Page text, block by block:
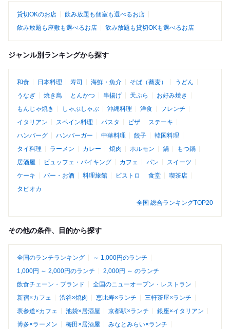
貸切OKのお店
飲み放題も個室も選べるお店
飲み放題も座敷も選べるお店
飲み放題も貸切OKも選べるお店
ジャンル別ランキングから探す
和食 日本料理 寿司 海鮮・魚介 そば（蕎麦）
うどん
うなぎ
焼き鳥 とんかつ 串揚げ 天ぷら
お好み焼き
もんじゃ焼き
しゃぶしゃぶ 沖縄料理 洋食
フレンチ
イタリアン
スペイン料理 パスタ ピザ
ステーキ
ハンバーグ
ハンバーガー 中華料理 餃子
韓国料理
タイ料理
ラーメン カレー 焼肉 ホルモン 鍋
もつ鍋
居酒屋
ビュッフェ・バイキング カフェ パン
スイーツ
ケーキ
バー・お酒 料理旅館 ビストロ 食堂
喫茶店
タピオカ
全国 総合ランキングTOP20
その他の条件、目的から探す
全国のランチランキング
～ 1,000円のランチ
1,000円 ～ 2,000円のランチ
2,000円 ～ のランチ
飲食チェーン・ブランド
全国のニューオープン・レストラン
新宿×カフェ
渋谷×焼肉 恵比寿×ランチ
三軒茶屋×ランチ
表参道×カフェ
池袋×居酒屋 京都駅×ランチ
銀座×イタリアン
博多×ラーメン
梅田×居酒屋
みなとみらい×ランチ